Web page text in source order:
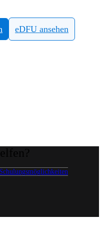
eDFU ansehen